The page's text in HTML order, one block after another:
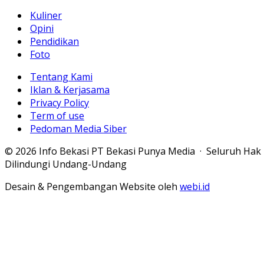
Kuliner
Opini
Pendidikan
Foto
Tentang Kami
Iklan & Kerjasama
Privacy Policy
Term of use
Pedoman Media Siber
© 2026 Info Bekasi PT Bekasi Punya Media · Seluruh Hak
Dilindungi Undang-Undang
Desain & Pengembangan Website oleh webi.id